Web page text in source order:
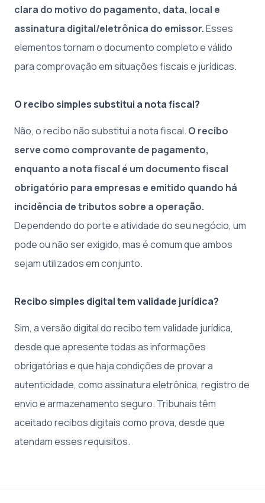
clara do motivo do pagamento, data, local e
assinatura digital/eletrônica do emissor.Esses
elementos tornam o documento completo e válido
para comprovação em situações fiscais e jurídicas.
O recibo simples substitui a nota fiscal?
Não, o recibo não substitui a nota fiscal. O recibo
serve como comprovante de pagamento,
enquanto a nota fiscal é um documento fiscal
obrigatório para empresas e emitido quando há
incidência de tributos sobre a operação.
Dependendo do porte e atividade do seu negócio, um
pode ou não ser exigido, mas é comum que ambos
sejam utilizados em conjunto.
Recibo simples digital tem validade jurídica?
Sim, a versão digital do recibo tem validade jurídica,
desde que apresente todas as informações
obrigatórias e que haja condições de provar a
autenticidade, como assinatura eletrônica, registro de
envio e armazenamento seguro. Tribunais têm
aceitado recibos digitais como prova, desde que
atendam esses requisitos.